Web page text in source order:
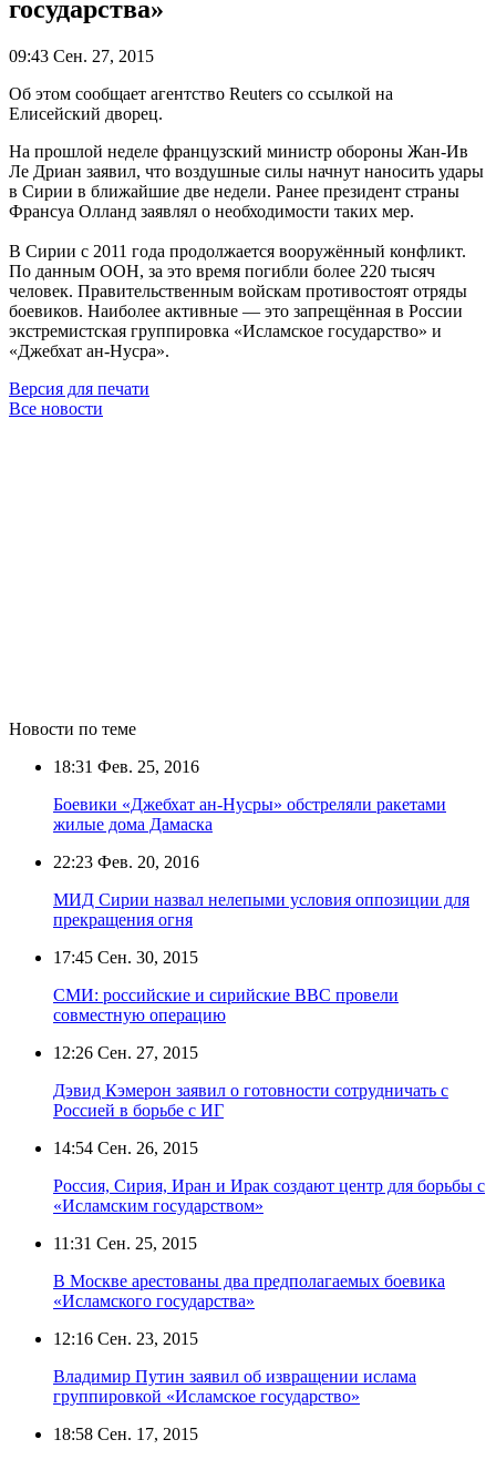
государства»
09:43 Сен. 27, 2015
Об этом сообщает агентство Reuters со ссылкой на
Елисейский дворец.
На прошлой неделе французский министр обороны Жан-Ив
Ле Дриан заявил, что воздушные силы начнут наносить удары
в Сирии в ближайшие две недели. Ранее президент страны
Франсуа Олланд заявлял о необходимости таких мер.
В Сирии с 2011 года продолжается вооружённый конфликт.
По данным ООН, за это время погибли более 220 тысяч
человек. Правительственным войскам противостоят отряды
боевиков. Наиболее активные — это запрещённая в России
экстремистская группировка «Исламское государство» и
«Джебхат ан-Нусра».
Версия для печати
Все новости
Новости по теме
18:31 Фев. 25, 2016
Боевики «Джебхат ан-Нусры» обстреляли ракетами
жилые дома Дамаска
22:23 Фев. 20, 2016
МИД Сирии назвал нелепыми условия оппозиции для
прекращения огня
17:45 Сен. 30, 2015
СМИ: российские и сирийские ВВС провели
совместную операцию
12:26 Сен. 27, 2015
Дэвид Кэмерон заявил о готовности сотрудничать с
Россией в борьбе с ИГ
14:54 Сен. 26, 2015
Россия, Сирия, Иран и Ирак создают центр для борьбы с
«Исламским государством»
11:31 Сен. 25, 2015
В Москве арестованы два предполагаемых боевика
«Исламского государства»
12:16 Сен. 23, 2015
Владимир Путин заявил об извращении ислама
группировкой «Исламское государство»
18:58 Сен. 17, 2015